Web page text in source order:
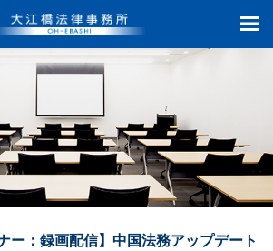
ー：録画配信】中国法務アップデート